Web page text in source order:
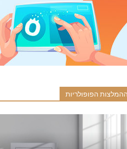
הפופולריות